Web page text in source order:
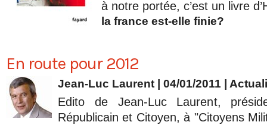
à notre portée, c’est un livre
la france est-elle finie?
En route pour 2012
Jean-Luc Laurent | 04/01/2011
Edito de Jean-Luc Laurent,
Républicain et Citoyen, à "Citoyens